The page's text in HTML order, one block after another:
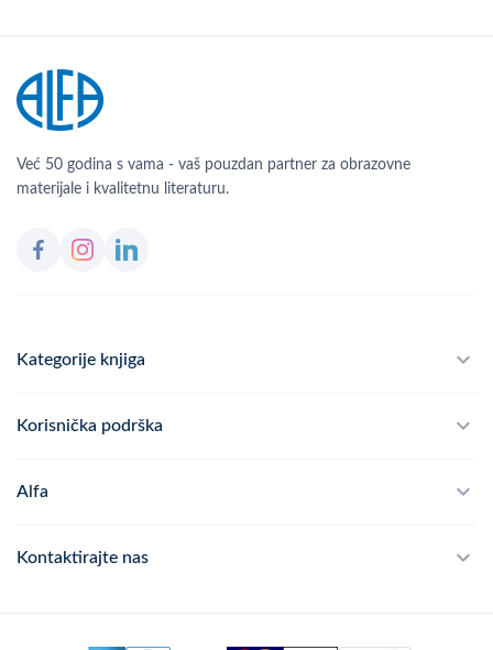
Već 50 godina s vama - vaš pouzdan partner za obrazovne
materijale i kvalitetnu literaturu.
Kategorije knjiga
Školski program
Korisnička podrška
Često postavljana pitanja
Alfa
Politika privatnosti
Kontaktirajte nas